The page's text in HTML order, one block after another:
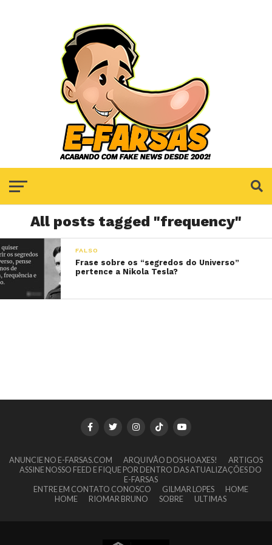
All posts tagged "frequency"
FALSO
Frase sobre os “segredos do Universo”
pertence a Nikola Tesla?
ANUNCIE NO E-FARSAS.COM ARQUIVÃO DOS HOAXES!
ARTIGOS
ASSINE NOSSO FEED E FIQUE POR DENTRO DAS ATUALIZAÇÕES DO
E-FARSAS
ENTRE EM CONTATO CONOSCO
GILMAR LOPES
HOME
HOME
RIOMAR BRUNO SOBRE ULTIMAS